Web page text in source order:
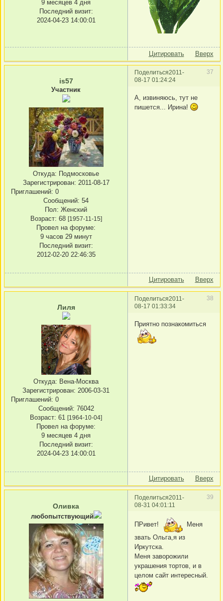
9 месяцев 4 дня
Последний визит:
2024-04-23 14:00:01
Цитировать Вверх
Поделиться 37
2011-
08-17 01:24:24
is57
Участник
Откуда: Подмосковье
Зарегистрирован: 2011-08-17
Приглашений: 0
Сообщений: 54
Пол: Женский
Возраст: 68 [1957-11-15]
Провел на форуме:
9 часов 29 минут
Последний визит:
2012-02-20 22:46:35
А, извиняюсь, тут не
пишется... Ирина!
Цитировать Вверх
Поделиться 38
2011-
08-17 01:33:34
Лиля
Откуда: Вена-Москва
Зарегистрирован: 2006-03-31
Приглашений: 0
Сообщений: 76042
Возраст: 61 [1964-10-04]
Провел на форуме:
9 месяцев 4 дня
Последний визит:
2024-04-23 14:00:01
Приятно познакомиться
Цитировать Вверх
Поделиться 39
2011-
08-31 04:01:11
Оливка
любопытствующий
ПРивет!
Меня
звать Ольга,я из
Иркутска.
Меня заворожили
украшения тортов, и в
целом сайт интересный.